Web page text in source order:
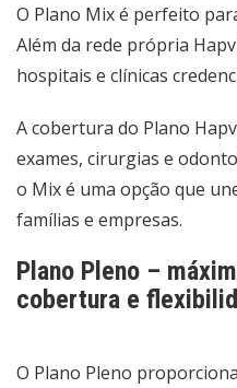
O Plano Mix é perfeito
Além da rede própria
hospitais e clínicas
A cobertura do Plano
exames, cirurgias e
o Mix é uma opção que
famílias e empresas.
Plano Pleno –
cobertura e
O Plano Pleno